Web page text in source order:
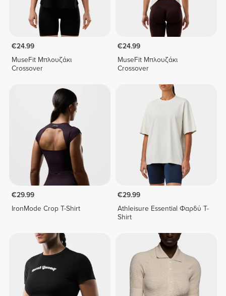
€24.99
MuseFit Μπλουζάκι
Crossover
€24.99
MuseFit Μπλουζάκι
Crossover
€29.99
IronMode Crop T-Shirt
€29.99
Athleisure Essential Φαρδύ T-
Shirt